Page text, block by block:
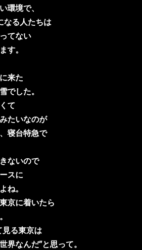
環境で、
なる人たちは
てない
す。
来た
雪でした。
て
たいなのが
寝台特急で
ないので
スに
ね。
京に着いたら
る東京は
なんだ”と思って。